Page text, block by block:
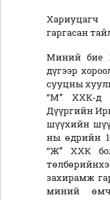
Хариуцагч
гаргасан
Миний бие
дүгээр
сууцны
“М” ХХК-д
Дүүргийн
шүүхийн
ны өдрийн
“Ж” ХХК
захирамж
миний